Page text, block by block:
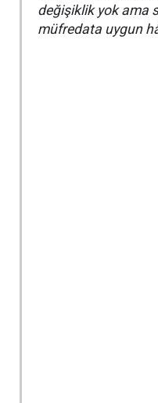
değişiklik yok ama
müfredata uygun